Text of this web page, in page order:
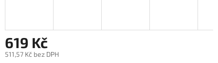
619 Kč
511,57 Kč bez DPH